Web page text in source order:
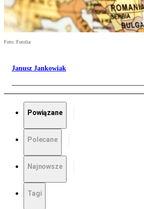
Foto: Fotolia
Janusz Jankowiak
Powiązane
Polecane
Najnowsze
Tagi